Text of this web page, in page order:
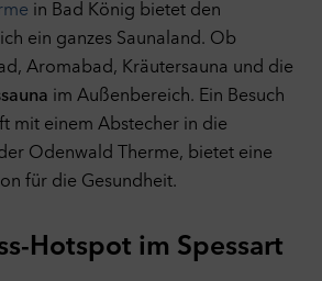
in Bad König bietet den
ein ganzes Saunaland. Ob
Aromabad, Kräutersauna und die
im Außenbereich. Ein Besuch
mit einem Abstecher in die
Odenwald Therme, bietet eine
für die Gesundheit.
Hotspot im Spessart